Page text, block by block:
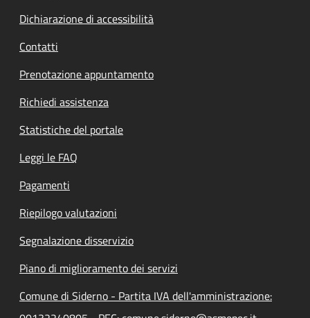
Dichiarazione di accessibilità
Contatti
Prenotazione appuntamento
Richiedi assistenza
Statistiche del portale
Leggi le FAQ
Pagamenti
Riepilogo valutazioni
Segnalazione disservizio
Piano di miglioramento dei servizi
Comune di Siderno - Partita IVA dell'amministrazione: